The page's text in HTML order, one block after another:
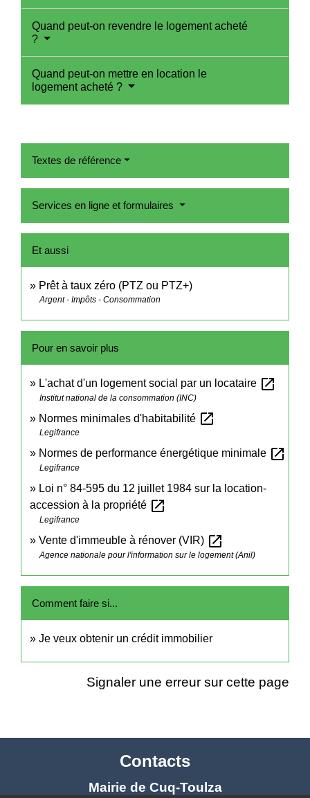
Quand peut-on revendre le logement acheté
?
Quand peut-on mettre en location le
logement acheté ?
Textes de référence
Services en ligne et formulaires
Et aussi
Prêt à taux zéro (PTZ ou PTZ+)
Argent - Impôts - Consommation
Pour en savoir plus
L'achat d'un logement social par un locataire open_in_new
Institut national de la consommation (INC)
Normes minimales d'habitabilité open_in_new
Legifrance
Normes de performance énergétique minimale open_in_new
Legifrance
Loi n° 84-595 du 12 juillet 1984 sur la location-
accession à la propriété open_in_new
Legifrance
Vente d'immeuble à rénover (VIR) open_in_new
Agence nationale pour l'information sur le logement (Anil)
Comment faire si...
Je veux obtenir un crédit immobilier
Signaler une erreur sur cette page
Contacts
Mairie de Cuq-Toulza